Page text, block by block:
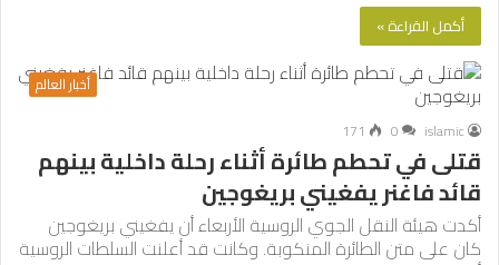
أكمل القراءة »
أخبار العالم
islamic
0
171
قتلى في تحطم طائرة أثناء رحلة داخلية بينهم
قائد فاغنر يفغيني بريغوجين
أكدت هيئة النقل الجوي الروسية الأربعاء أن يفغيني بريغوجين
كان على متن الطائرة المنكوبة. وكانت قد أعلنت السلطات الروسية